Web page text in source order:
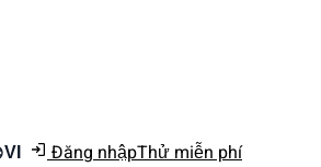
VI Đăng nhậpThử miễn phí